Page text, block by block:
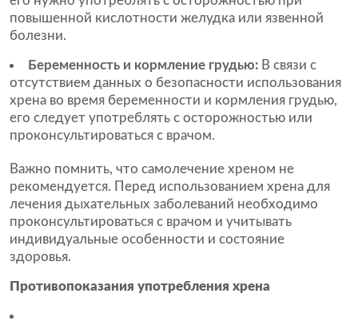
повышенной кислотности желудка или язвенной
болезни.
Беременность и кормление грудью: В связи с
отсутствием данных о безопасности использования
хрена во время беременности и кормления грудью,
его следует употреблять с осторожностью или
проконсультироваться с врачом.
Важно помнить, что самолечение хреном не
рекомендуется. Перед использованием хрена для
лечения дыхательных заболеваний необходимо
проконсультироваться с врачом и учитывать
индивидуальные особенности и состояние
здоровья.
Противопоказания употребления хрена